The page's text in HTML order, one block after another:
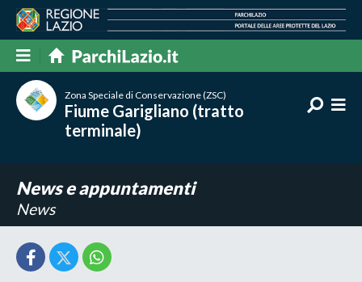
Zona Speciale di Conservazione (ZSC)
Fiume Garigliano (tratto
terminale)
News e appuntamenti
News